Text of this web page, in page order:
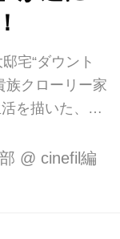
宅“ダウント
族クローリー家
を描いた、英
ルデングロー
世界200以上
@ cinefil編